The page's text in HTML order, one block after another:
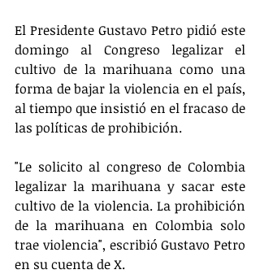
El Presidente Gustavo Petro pidió este
domingo al Congreso legalizar el
cultivo de la marihuana como una
forma de bajar la violencia en el país,
al tiempo que insistió en el fracaso de
las políticas de prohibición.
"Le solicito al congreso de Colombia
legalizar la marihuana y sacar este
cultivo de la violencia. La prohibición
de la marihuana en Colombia solo
trae violencia", escribió Gustavo Petro
en su cuenta de X.